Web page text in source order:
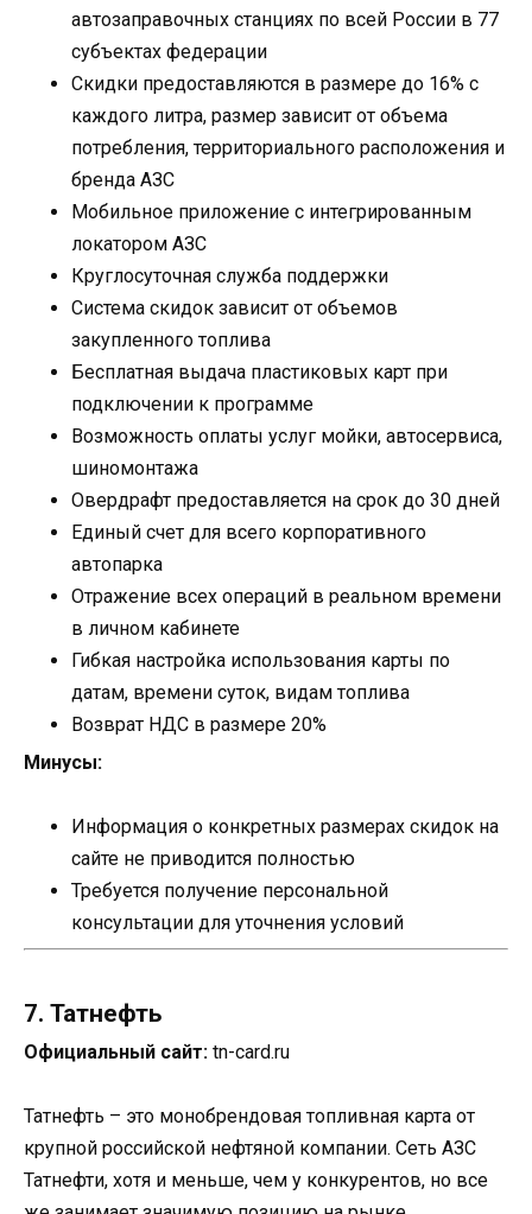
автозаправочных станциях по всей России в 77
субъектах федерации
Скидки предоставляются в размере до 16% с
каждого литра, размер зависит от объема
потребления, территориального расположения и
бренда АЗС
Мобильное приложение с интегрированным
локатором АЗС
Круглосуточная служба поддержки
Система скидок зависит от объемов
закупленного топлива
Бесплатная выдача пластиковых карт при
подключении к программе
Возможность оплаты услуг мойки, автосервиса,
шиномонтажа
Овердрафт предоставляется на срок до 30 дней
Единый счет для всего корпоративного
автопарка
Отражение всех операций в реальном времени
в личном кабинете
Гибкая настройка использования карты по
датам, времени суток, видам топлива
Возврат НДС в размере 20%
Минусы:
Информация о конкретных размерах скидок на
сайте не приводится полностью
Требуется получение персональной
консультации для уточнения условий
7. Татнефть
Официальный сайт: tn-card.ru
Татнефть – это монобрендовая топливная карта от
крупной российской нефтяной компании. Сеть АЗС
Татнефти, хотя и меньше, чем у конкурентов, но все